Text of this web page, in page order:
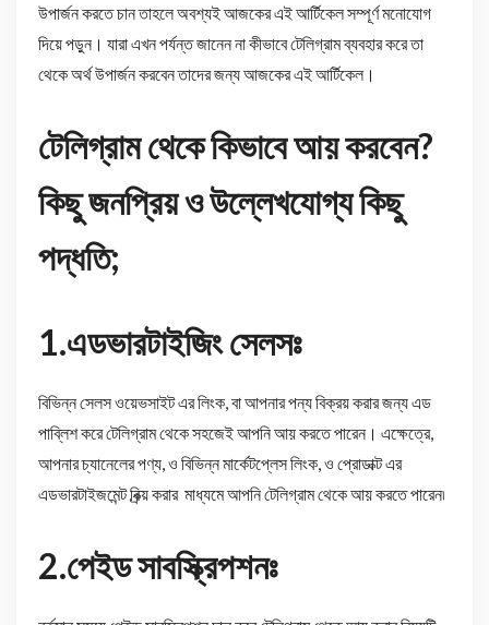
উপার্জন করতে চান তাহলে অবশ্যই আজকের এই আর্টিকেল সম্পূর্ণ মনোযোগ
দিয়ে পড়ুন। যারা এখন পর্যন্ত জানেন না কীভাবে টেলিগ্রাম ব্যবহার করে তা
থেকে অর্থ উপার্জন করবেন তাদের জন্য আজকের এই আর্টিকেল।
টেলিগ্রাম থেকে কিভাবে আয় করবেন?
কিছু জনপ্রিয় ও উল্লেখযোগ্য কিছু
পদ্ধতি;
1.এডভারটাইজিং সেলসঃ
বিভিন্ন সেলস ওয়েভসাইট এর লিংক, বা আপনার পন্য বিক্রয় করার জন্য এড
পাব্লিশ করে টেলিগ্রাম থেকে সহজেই আপনি আয় করতে পারেন। এক্ষেত্রে,
আপনার চ্যানেলের পণ্য, ও বিভিন্ন মার্কেটপ্লেস লিংক, ও প্রোডাক্ট এর
এডভারটাইজমেন্ট বিক্র্য় করার মাধ্যমে আপনি টেলিগ্রাম থেকে আয় করতে পারেন৷
2.পেইড সাবস্ক্রিপশনঃ